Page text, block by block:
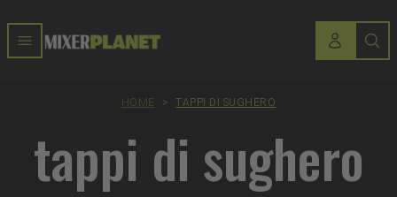
HOME > TAPPI DI SUGHERO
tappi di sughero